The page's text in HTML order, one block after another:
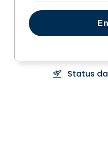
Status